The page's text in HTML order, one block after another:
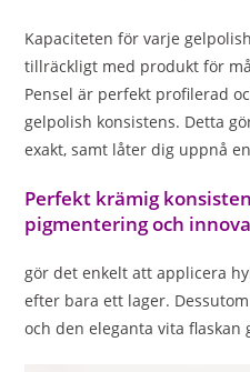
Kapaciteten för varje
tillräckligt med produkt för
Pensel är perfekt profilerad
gelpolish konsistens. Detta
exakt, samt låter dig uppnå
Perfekt krämig
pigmentering och
gör det enkelt att applicera
efter bara ett lager.
och den eleganta vita